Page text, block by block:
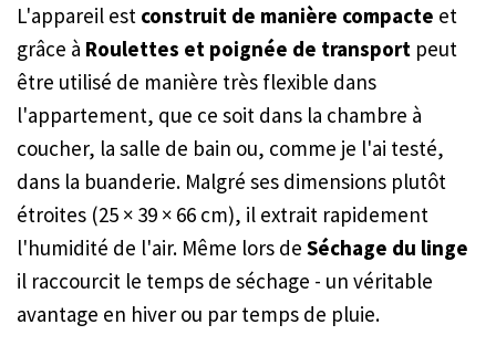
L'appareil est construit de manière compacte et
grâce à Roulettes et poignée de transport peut
être utilisé de manière très flexible dans
l'appartement, que ce soit dans la chambre à
coucher, la salle de bain ou, comme je l'ai testé,
dans la buanderie. Malgré ses dimensions plutôt
étroites (25 × 39 × 66 cm), il extrait rapidement
l'humidité de l'air. Même lors de Séchage du linge
il raccourcit le temps de séchage - un véritable
avantage en hiver ou par temps de pluie.